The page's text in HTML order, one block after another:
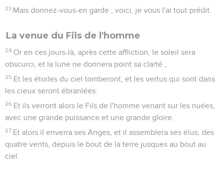
23 Mais donnez-vous-en garde ; voici, je vous l'ai tout prédit.
La venue du Fils de l'homme
24 Or en ces jours-là, après cette affliction, le soleil sera
obscurci, et la lune ne donnera point sa clarté ;
25 Et les étoiles du ciel tomberont, et les vertus qui sont dans
les cieux seront ébranlées.
26 Et ils verront alors le Fils de l'homme venant sur les nuées,
avec une grande puissance et une grande gloire.
27 Et alors il enverra ses Anges, et il assemblera ses élus, des
quatre vents, depuis le bout de la terre jusques au bout au
ciel.